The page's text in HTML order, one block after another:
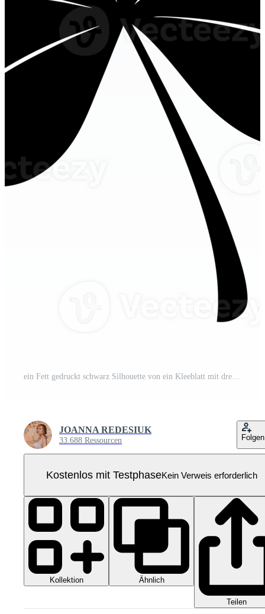
ein Fett gedruckt schwarz Silhouette von ein Kleeblatt mit drei herzförmig Blätter Ausschnitte Pro PNG
JOANNA REDESIUK
33.688 Ressourcen Folgen
Kostenlos mit TestphaseKein Verweis erforderlich
Kollektion Ähnlich
Teilen